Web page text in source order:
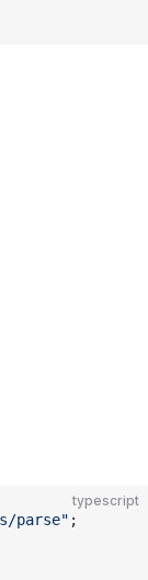
typescript
parse" ;